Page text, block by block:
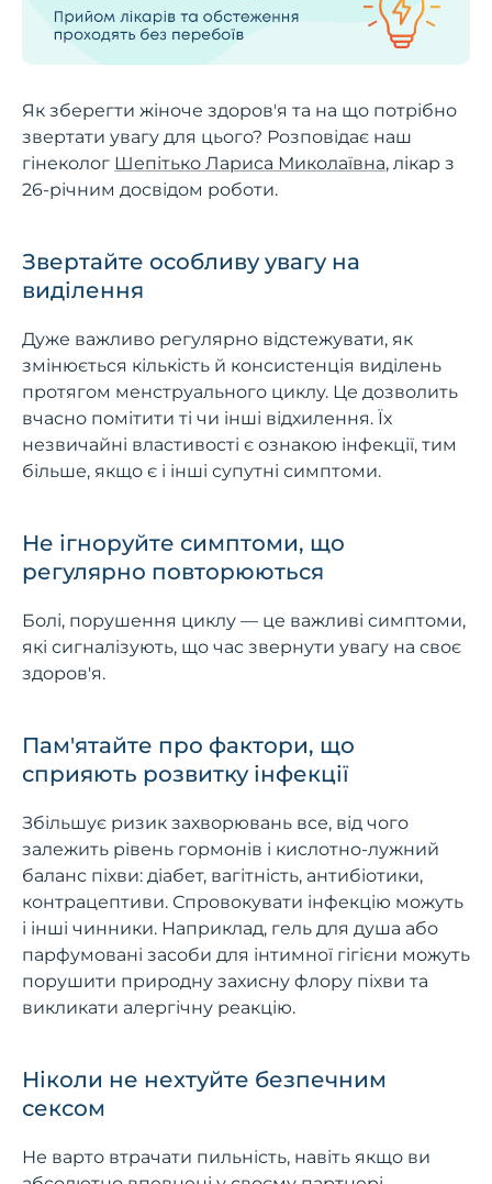
Як зберегти жіноче здоров'я та на що потрібно
звертати увагу для цього? Розповідає наш
гінеколог Шепітько Лариса Миколаївна, лікар з
26-річним досвідом роботи.
Звертайте особливу увагу на
виділення
Дуже важливо регулярно відстежувати, як
змінюється кількість й консистенція виділень
протягом менструального циклу. Це дозволить
вчасно помітити ті чи інші відхилення. Їх
незвичайні властивості є ознакою інфекції, тим
більше, якщо є і інші супутні симптоми.
Не ігноруйте симптоми, що
регулярно повторюються
Болі, порушення циклу — це важливі симптоми,
які сигналізують, що час звернути увагу на своє
здоров'я.
Пам'ятайте про фактори, що
сприяють розвитку інфекції
Збільшує ризик захворювань все, від чого
залежить рівень гормонів і кислотно-лужний
баланс піхви: діабет, вагітність, антибіотики,
контрацептиви. Спровокувати інфекцію можуть
і інші чинники. Наприклад, гель для душа або
парфумовані засоби для інтимної гігієни можуть
порушити природну захисну флору піхви та
викликати алергічну реакцію.
Ніколи не нехтуйте безпечним
сексом
Не варто втрачати пильність, навіть якщо ви